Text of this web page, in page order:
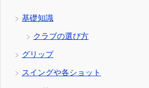
基礎知識
クラブの選び方
グリップ
スイングや各ショット